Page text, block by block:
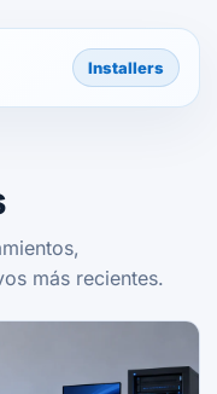
Installers
más recientes.